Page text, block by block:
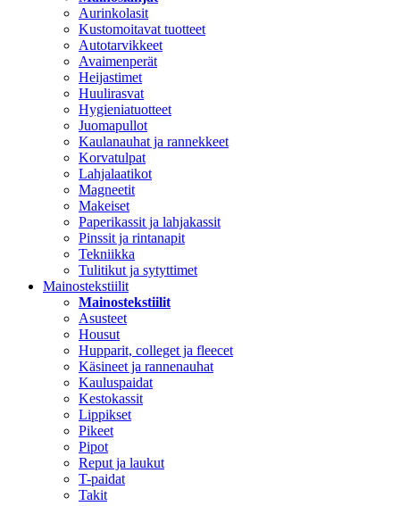
Aurinkolasit
Kustomoitavat tuotteet
Autotarvikkeet
Avaimenperät
Heijastimet
Huulirasvat
Hygieniatuotteet
Juomapullot
Kaulanauhat ja rannekkeet
Korvatulpat
Lahjalaatikot
Magneetit
Makeiset
Paperikassit ja lahjakassit
Pinssit ja rintanapit
Tekniikka
Tulitikut ja sytyttimet
Mainostekstiilit
Mainostekstiilit
Asusteet
Housut
Hupparit, colleget ja fleecet
Käsineet ja rannenauhat
Kauluspaidat
Kestokassit
Lippikset
Pikeet
Pipot
Reput ja laukut
T-paidat
Takit